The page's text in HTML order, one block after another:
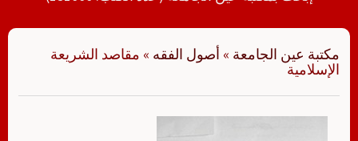
مكتبة عين الجامعة » أصول الفقه » مقاصد الشريعة
الإسلامية